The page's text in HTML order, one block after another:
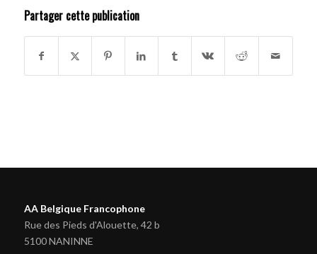
Partager cette publication
AA Belgique Francophone
Rue des Pieds d'Alouette, 42 b
5100 NANINNE